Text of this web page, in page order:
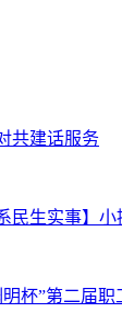
共建话服务
民生实事】
明杯”第二届